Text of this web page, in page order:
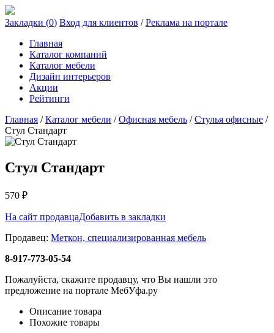
Закладки (0) Вход для клиентов /Реклама на портале
Главная
Каталог компаний
Каталог мебели
Дизайн интерьеров
Акции
Рейтинги
Главная /Каталог мебели /Офисная мебель /Стулья офисные /
Стул Стандарт
Стул Стандарт
570 ₽
На сайт продавцаДобавить в закладки
Продавец: Меткон, специализированная мебель
8-917-773-05-54
Пожалуйста, скажите продавцу, что Вы нашли это
предложение на портале МебУфа.ру
Описание товара
Похожие товары